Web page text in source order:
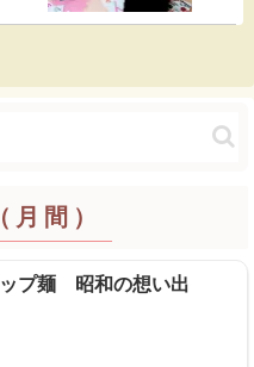
月間）
プ麺 昭和の想い出